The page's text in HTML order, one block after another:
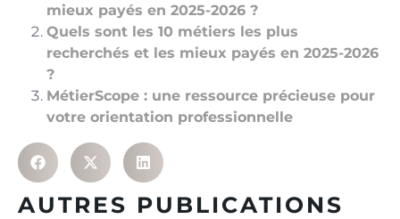
mieux payés en 2025-2026 ?
Quels sont les 10 métiers les plus
recherchés et les mieux payés en 2025-2026
?
MétierScope : une ressource précieuse pour
votre orientation professionnelle
AUTRES PUBLICATIONS